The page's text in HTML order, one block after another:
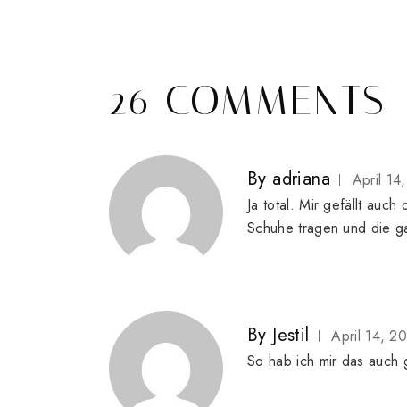
26 COMMENTS
By adriana
April
Ja total. Mir gefällt auch
Schuhe tragen und die
By Jestil
April 14,
So hab ich mir das